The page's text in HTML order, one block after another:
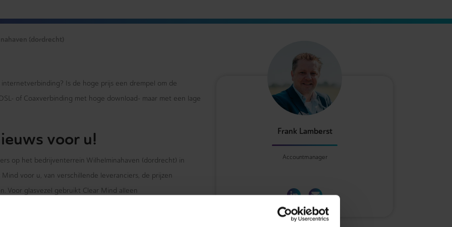
(dordrecht)
Is de hoge prijs een drempel om de
of Coaxverbinding met hoge download- maar met een lage
voor u!
op het bedrijventerrein Wilhelminahaven (dordrecht) in
voor u, van verschillende leveranciers, de prijzen
Voor glasvezel gebruikt Clear Mind alleen
en Delta Fiber. Maar daar houdt het niet op! Wij
en mobiele telefonie)
Frank Lamberst
Accountmanager